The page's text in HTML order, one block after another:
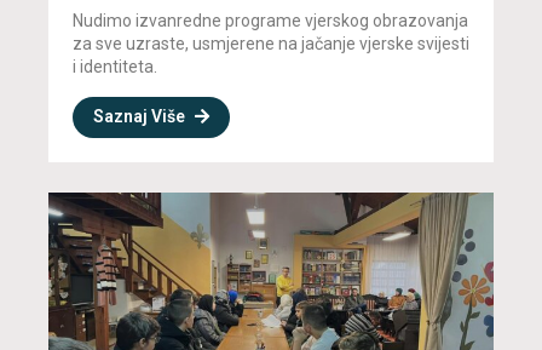
Nudimo izvanredne programe vjerskog obrazovanja
za sve uzraste, usmjerene na jačanje vjerske svijesti
i identiteta.
Saznaj Više